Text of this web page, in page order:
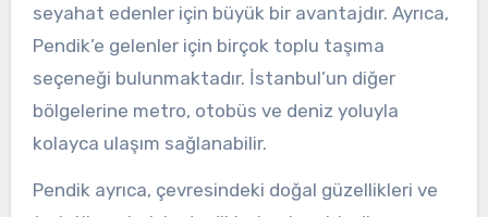
seyahat edenler için büyük bir avantajdır. Ayrıca,
Pendik’e gelenler için birçok toplu taşıma
seçeneği bulunmaktadır. İstanbul’un diğer
bölgelerine metro, otobüs ve deniz yoluyla
kolayca ulaşım sağlanabilir.
Pendik ayrıca, çevresindeki doğal güzellikleri ve